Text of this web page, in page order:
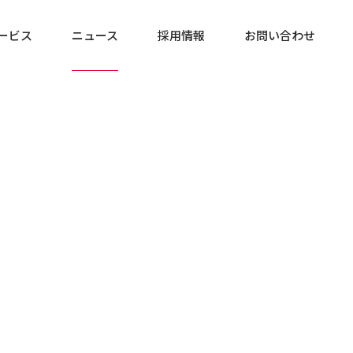
ビス ニュース 採用情報 お問い合わせ